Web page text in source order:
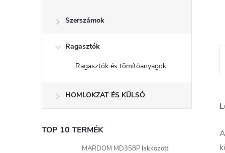
Szerszámok
Ragasztók
Ragasztók és tömítőanyagok
HOMLOKZAT ÉS KÜLSŐ
TOP 10 TERMÉK
MARDOM MD358P lakkozott